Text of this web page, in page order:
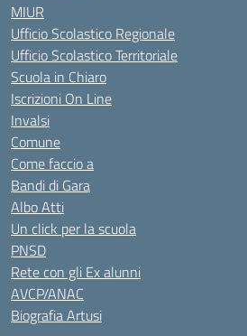
MIUR
Ufficio Scolastico Regionale
Ufficio Scolastico Territoriale
Scuola in Chiaro
Iscrizioni On Line
Invalsi
Comune
Come faccio a
Bandi di Gara
Albo Atti
Un click per la scuola
PNSD
Rete con gli Ex alunni
AVCP/ANAC
Biografia Artusi